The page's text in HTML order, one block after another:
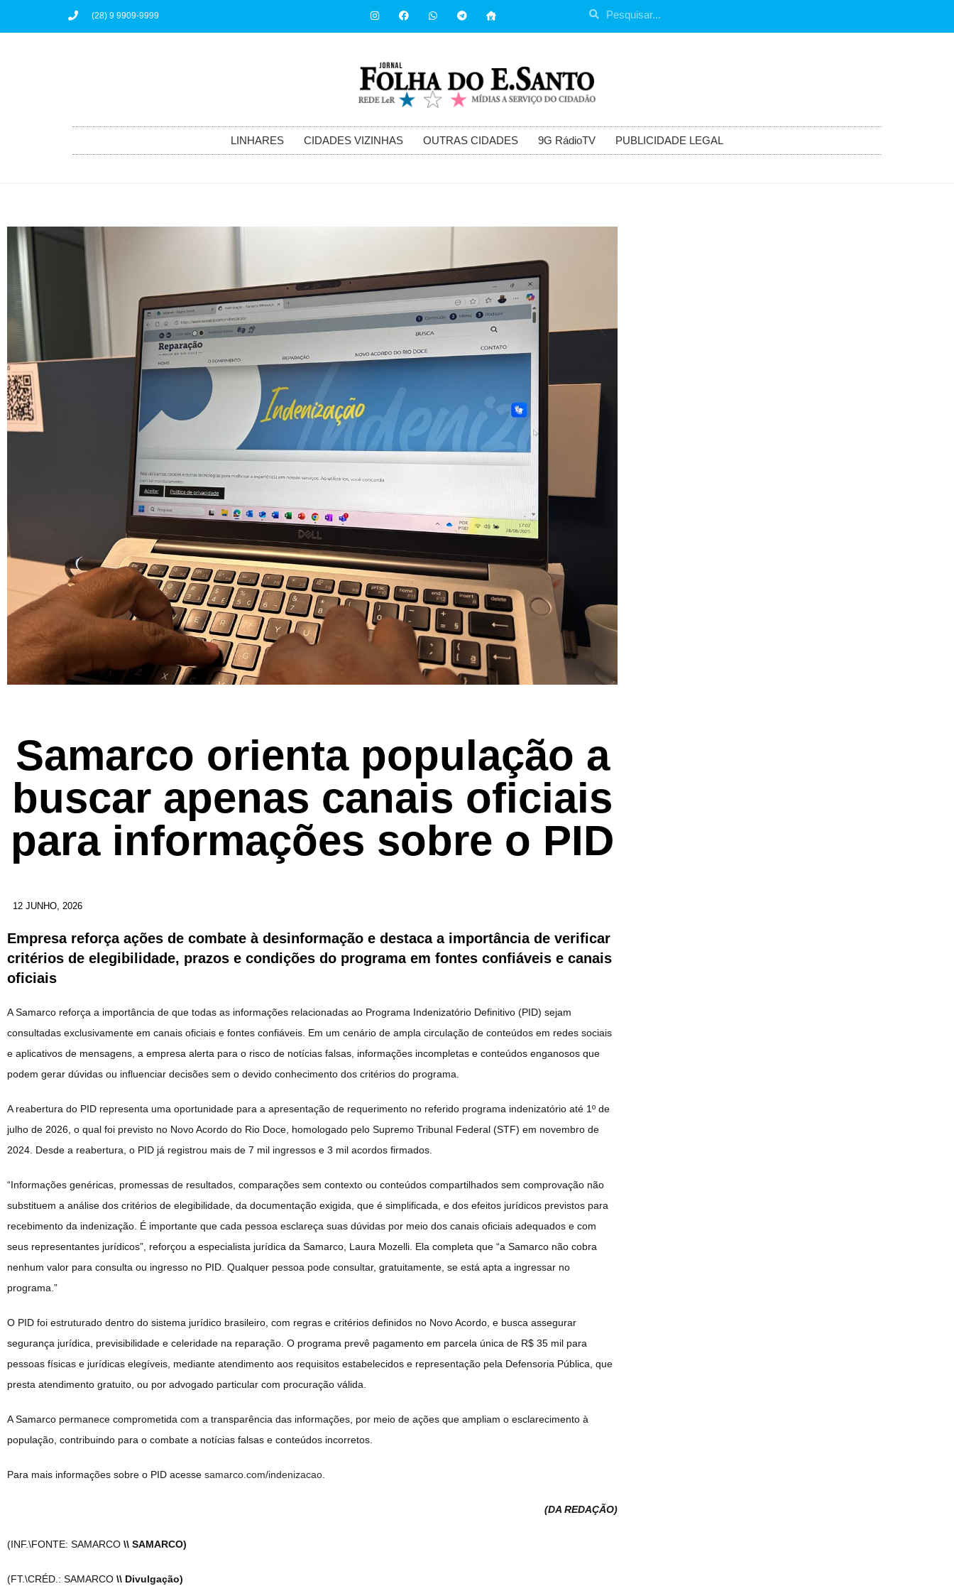
(28) 9 9909-9999
LINHARES CIDADES VIZINHAS OUTRAS CIDADES 9G RádioTV PUBLICIDADE LEGAL
Samarco orienta população a
buscar apenas canais oficiais
para informações sobre o PID
12 JUNHO, 2026
Empresa reforça ações de combate à desinformação e destaca a importância de verificar
critérios de elegibilidade, prazos e condições do programa em fontes confiáveis e canais
oficiais
A Samarco reforça a importância de que todas as informações relacionadas ao Programa Indenizatório Definitivo (PID) sejam
consultadas exclusivamente em canais oficiais e fontes confiáveis. Em um cenário de ampla circulação de conteúdos em redes sociais
e aplicativos de mensagens, a empresa alerta para o risco de notícias falsas, informações incompletas e conteúdos enganosos que
podem gerar dúvidas ou influenciar decisões sem o devido conhecimento dos critérios do programa.
A reabertura do PID representa uma oportunidade para a apresentação de requerimento no referido programa indenizatório até 1º de
julho de 2026, o qual foi previsto no Novo Acordo do Rio Doce, homologado pelo Supremo Tribunal Federal (STF) em novembro de
2024. Desde a reabertura, o PID já registrou mais de 7 mil ingressos e 3 mil acordos firmados.
“Informações genéricas, promessas de resultados, comparações sem contexto ou conteúdos compartilhados sem comprovação não
substituem a análise dos critérios de elegibilidade, da documentação exigida, que é simplificada, e dos efeitos jurídicos previstos para
recebimento da indenização. É importante que cada pessoa esclareça suas dúvidas por meio dos canais oficiais adequados e com
seus representantes jurídicos”, reforçou a especialista jurídica da Samarco, Laura Mozelli. Ela completa que “a Samarco não cobra
nenhum valor para consulta ou ingresso no PID. Qualquer pessoa pode consultar, gratuitamente, se está apta a ingressar no
programa.”
O PID foi estruturado dentro do sistema jurídico brasileiro, com regras e critérios definidos no Novo Acordo, e busca assegurar
segurança jurídica, previsibilidade e celeridade na reparação. O programa prevê pagamento em parcela única de R$ 35 mil para
pessoas físicas e jurídicas elegíveis, mediante atendimento aos requisitos estabelecidos e representação pela Defensoria Pública, que
presta atendimento gratuito, ou por advogado particular com procuração válida.
A Samarco permanece comprometida com a transparência das informações, por meio de ações que ampliam o esclarecimento à
população, contribuindo para o combate a notícias falsas e conteúdos incorretos.
Para mais informações sobre o PID acesse samarco.com/indenizacao.
(DA REDAÇÃO)
(INF.\FONTE: SAMARCO \\ SAMARCO)
(FT.\CRÉD.: SAMARCO \\ Divulgação)